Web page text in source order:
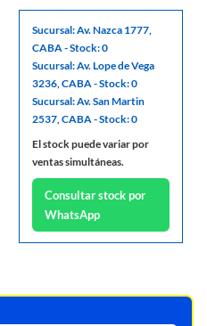
Sucursal: Av. Nazca 1777,
CABA - Stock: 0
Sucursal: Av. Lope de Vega
3236, CABA - Stock: 0
Sucursal: Av. San Martin
2537, CABA - Stock: 0
El stock puede variar por
ventas simultáneas.
Consultar stock por
WhatsApp